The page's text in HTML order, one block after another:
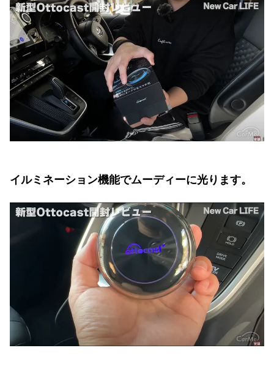
イルミネーション機能でムーディーに光ります。